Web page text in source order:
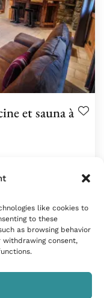
like cookies to
to these
as browsing behavior
consent,
et sauna à
000 €par semaine